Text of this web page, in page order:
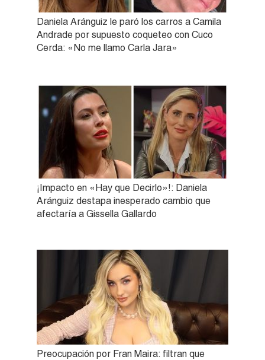
Daniela Aránguiz le paró los carros a Camila
Andrade por supuesto coqueteo con Cuco
Cerda: «No me llamo Carla Jara»
¡Impacto en «Hay que Decirlo»!: Daniela
Aránguiz destapa inesperado cambio que
afectaría a Gissella Gallardo
Preocupación por Fran Maira: filtran que